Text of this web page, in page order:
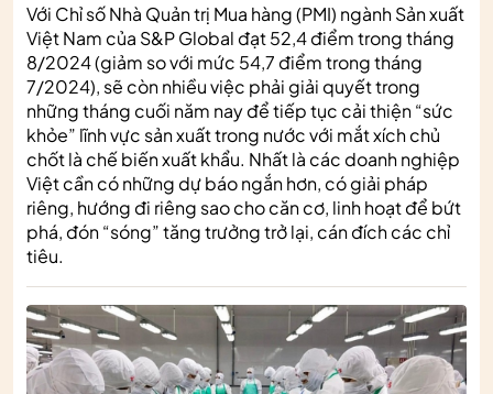
Với Chỉ số Nhà Quản trị Mua hàng (PMI) ngành Sản xuất
Việt Nam của S&P Global đạt 52,4 điểm trong tháng
8/2024 (giảm so với mức 54,7 điểm trong tháng
7/2024), sẽ còn nhiều việc phải giải quyết trong
những tháng cuối năm nay để tiếp tục cải thiện “sức
khỏe” lĩnh vực sản xuất trong nước với mắt xích chủ
chốt là chế biến xuất khẩu. Nhất là các doanh nghiệp
Việt cần có những dự báo ngắn hơn, có giải pháp
riêng, hướng đi riêng sao cho căn cơ, linh hoạt để bứt
phá, đón “sóng” tăng trưởng trở lại, cán đích các chỉ
tiêu.